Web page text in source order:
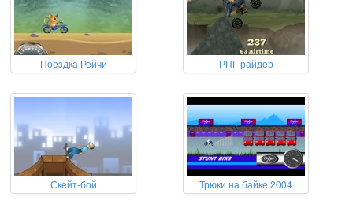
Поездка Рейчи РПГ райдер
Скейт-бой Трюки на байке 2004